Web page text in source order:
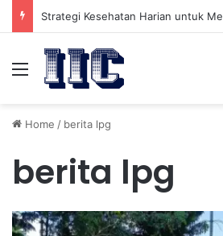
Menu
Home / berita lpg
berita lpg